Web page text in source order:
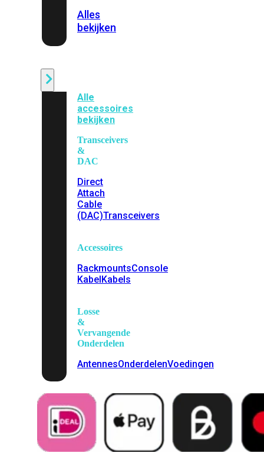
Alles
bekijken
Alle
accessoires
bekijken
Transceivers
&
DAC
Direct
Attach
Cable
(DAC)Transceivers
Accessoires
RackmountsConsole
KabelKabels
Losse
&
Vervangende
Onderdelen
AntennesOnderdelenVoedingen